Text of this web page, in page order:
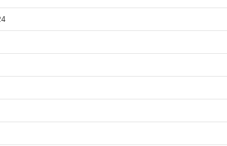
lên hình đẹp phù hợp cho các sàn diễn, diễn viên khi lên sân khấu
hữu cho mình nhiều màu sắc từ bộ sưu tập son đa dạng của